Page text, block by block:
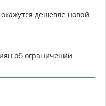
дешевле новой
об ограничении